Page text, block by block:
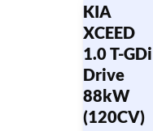
KIA
XCEED
1.0 T-GDi
Drive
88kW
(120CV)